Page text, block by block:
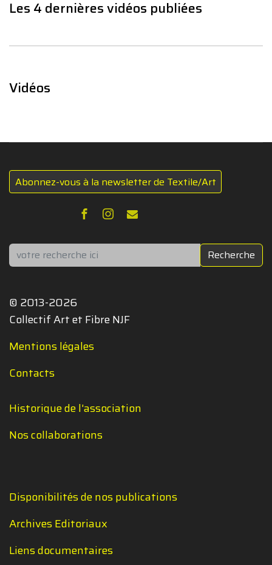
Les 4 dernières vidéos publiées
Vidéos
Abonnez-vous à la newsletter de Textile/Art
Rechercher Recherche
© 2013-2026
Collectif Art et Fibre NJF
Mentions légales
Contacts
Historique de l'association
Nos collaborations
Disponibilités de nos publications
Archives Editoriaux
Liens documentaires